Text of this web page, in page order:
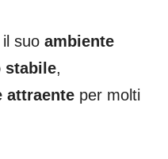
suo ambiente
stabile,
attraente per molti